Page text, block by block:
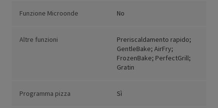
Funzione Microonde No
Altre funzioni
Preriscaldamento rapido;
GentleBake; AirFry;
FrozenBake; PerfectGrill;
Gratin
Programma pizza Sì